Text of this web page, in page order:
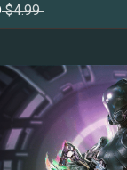
$4.99